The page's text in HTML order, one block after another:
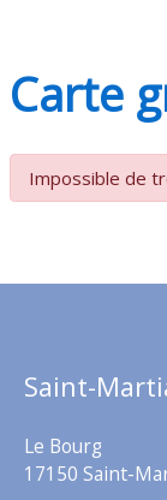
Carte
Impossible de
Saint-
Le Bourg
17150 Saint-